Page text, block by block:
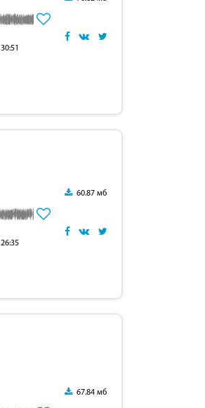
30:51
26:35
60.87 мб
67.84 мб